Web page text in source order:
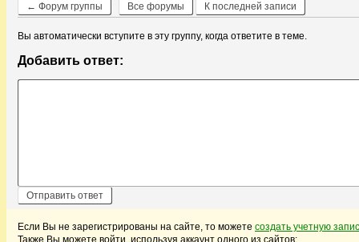
← Форум группы Все форумы К последней записи
Вы автоматически вступите в эту группу, когда ответите в теме.
Добавить ответ:
Если Вы не зарегистрированы на сайте, то можете создать учетную